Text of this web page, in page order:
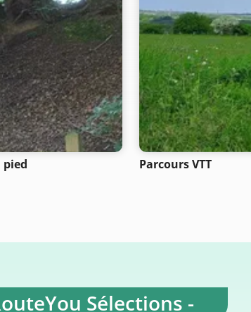
pied Parcours VTT
Sélections -